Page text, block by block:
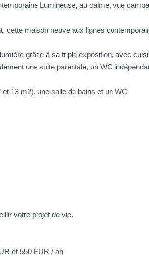
Lumineuse, au calme, vue
cette maison neuve aux lignes
grâce à sa triple exposition, avec
une suite parentale, un WC
13 m2), une salle de bains et un WC
votre projet de vie.
et 550 EUR / an